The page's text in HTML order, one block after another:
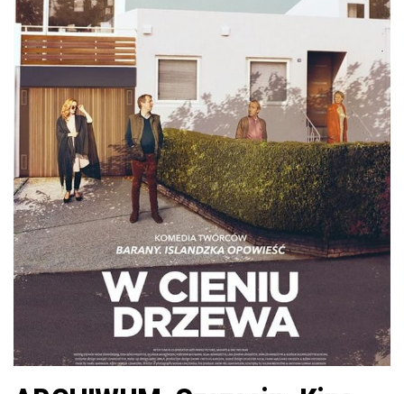
g
c
j
ę